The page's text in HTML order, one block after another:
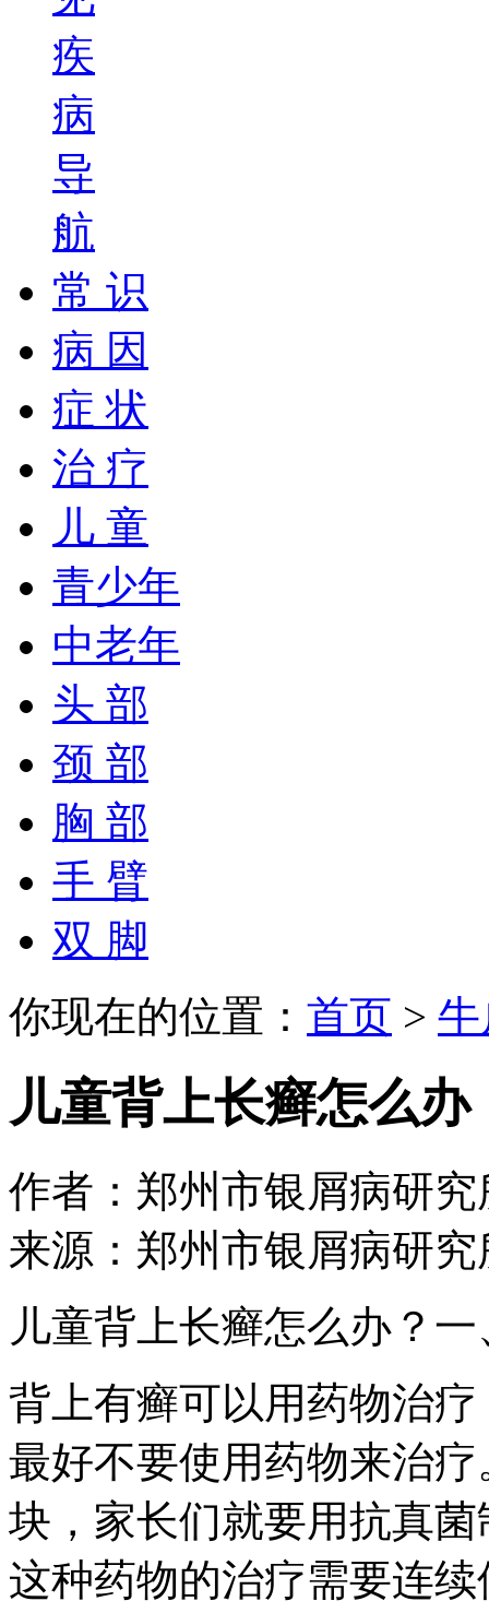
疾
病
导
航
常 识
病 因
症 状
治 疗
儿 童
青少年
中老年
头 部
颈 部
胸 部
手 臂
双 脚
你现在的位置： 首页 >
儿童背上长癣怎么办
作者：郑州市银屑病研究
来源：郑州市银屑病研究
儿童背上长癣怎么办？
背上有癣可以用药物治
最好不要使用药物来治
块，家长们就要用抗真
这种药物的治疗需要连